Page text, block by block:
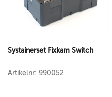
Systainerset Fixkam Switch
Artikelnr: 990052